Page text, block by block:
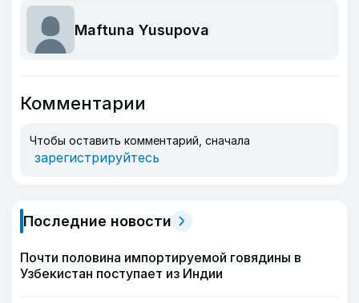
Maftuna Yusupova
Комментарии
Чтобы оставить комментарий, сначала
зарегистрируйтесь
Последние новости
Почти половина импортируемой говядины в
Узбекистан поступает из Индии